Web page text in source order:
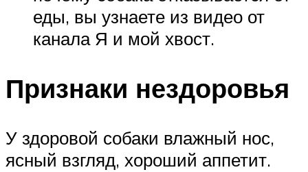
еды, вы узнаете из видео от
канала Я и мой хвост.
Признаки нездоровья
У здоровой собаки влажный нос,
ясный взгляд, хороший аппетит.